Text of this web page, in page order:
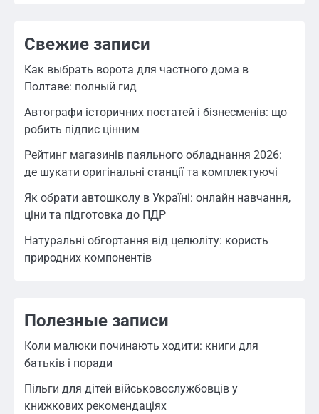
Свежие записи
Как выбрать ворота для частного дома в
Полтаве: полный гид
Автографи історичних постатей і бізнесменів: що
робить підпис цінним
Рейтинг магазинів паяльного обладнання 2026:
де шукати оригінальні станції та комплектуючі
Як обрати автошколу в Україні: онлайн навчання,
ціни та підготовка до ПДР
Натуральні обгортання від целюліту: користь
природних компонентів
Полезные записи
Коли малюки починають ходити: книги для
батьків і поради
Пільги для дітей військовослужбовців у
книжкових рекомендаціях